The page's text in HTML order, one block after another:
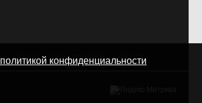
политикой конфиденциальности